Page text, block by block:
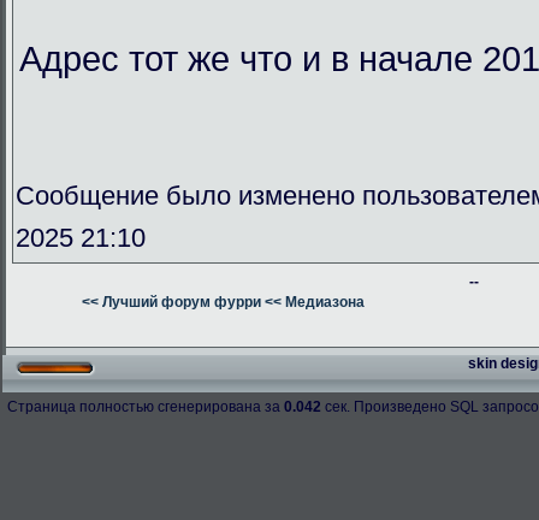
Адрес тот же что и в начале
Сообщение было изменено
2025 21:10
--
<< Лучший форум фурри << Медиазона
skin
Страница полностью сгенерирована за 0.042 сек. Произведено SQL